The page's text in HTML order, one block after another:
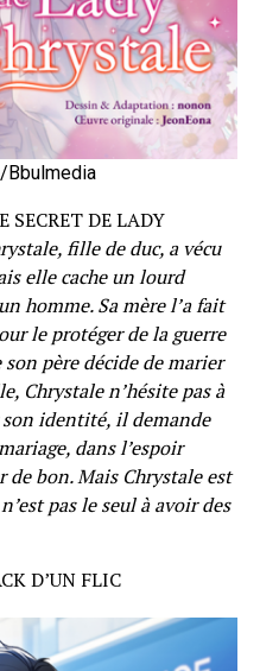
SECRET DE LADY
fille de duc, a vécu
elle cache un lourd
homme. Sa mère l’a fait
le protéger de la guerre
son père décide de marier
Chrystale n’hésite pas à
son identité, il demande
dans l’espoir
de bon. Mais Chrystale est
pas le seul à avoir des
D’UN FLIC